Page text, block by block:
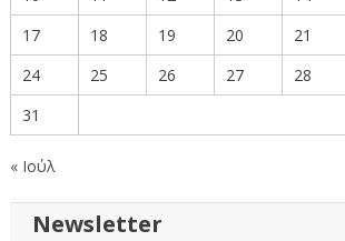
17
18 19 20 21
24
25 26 27 28
31
« Ιούλ
Newsletter